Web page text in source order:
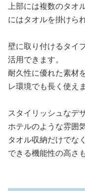
上部には複数のタオ
にはタオルを掛けら
壁に取り付けるタイ
活用できます。
耐久性に優れた素材
レ環境でも長く使えま
スタイリッシュなデ
ホテルのような雰囲
タオル収納だけでな
できる機能性の高さ